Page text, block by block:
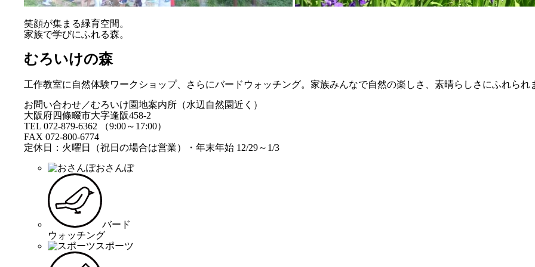
笑顔が集まる緑育空間。
家族で学びにふれる森。
むろいけの森
工作教室に自然体験ワークショップ、さらにバードウォッチング。家族みんなで自然の楽しさ、素晴らしさにふれられ
お問い合わせ／むろいけ園地案内所（水辺自然園近く）
大阪府四條畷市大字逢阪458-2
TEL 072-879-6362 （9:00～17:00）
FAX 072-800-6774
定休日：火曜日（祝日の場合は営業）・年末年始 12/29～1/3
おさんぽ
バード
ウォッチング
スポーツ